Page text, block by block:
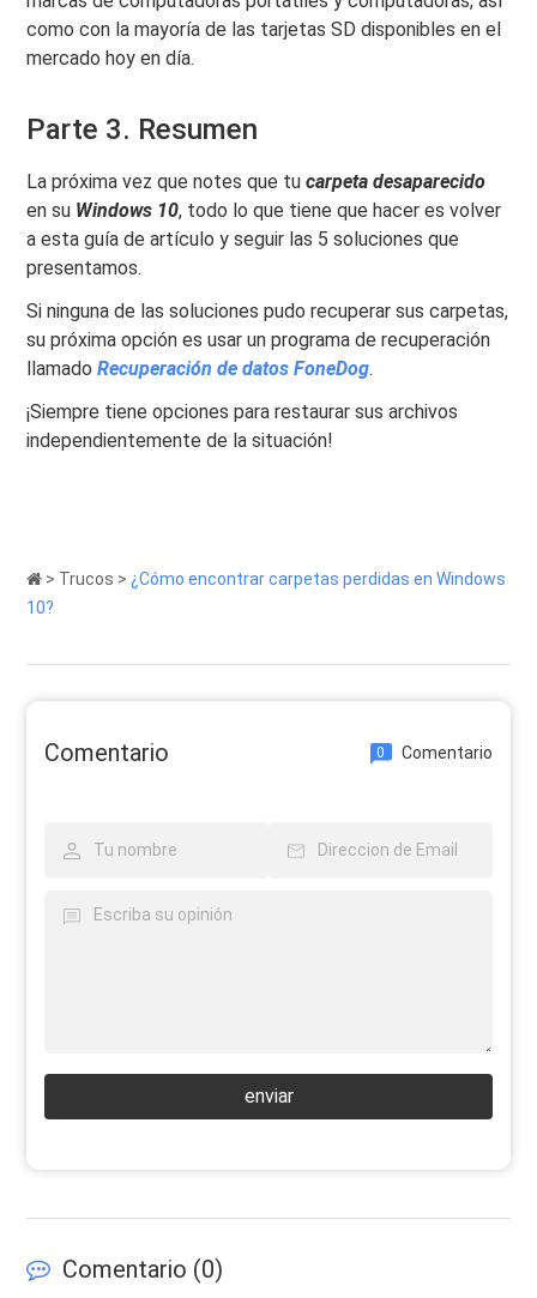
como con la mayoría de las tarjetas SD disponibles en el
mercado hoy en día.
Parte 3. Resumen
La próxima vez que notes que tucarpeta desaparecido
en su Windows 10, todo lo que tiene que hacer es volver
a esta guía de artículo y seguir las 5 soluciones que
presentamos.
Si ninguna de las soluciones pudo recuperar sus carpetas,
su próxima opción es usar un programa de recuperación
llamadoRecuperación de datos FoneDog.
¡Siempre tiene opciones para restaurar sus archivos
independientemente de la situación!
> Trucos > ¿Cómo encontrar carpetas perdidas en Windows
10?
Comentario 0 Comentario
enviar
Comentario (0)